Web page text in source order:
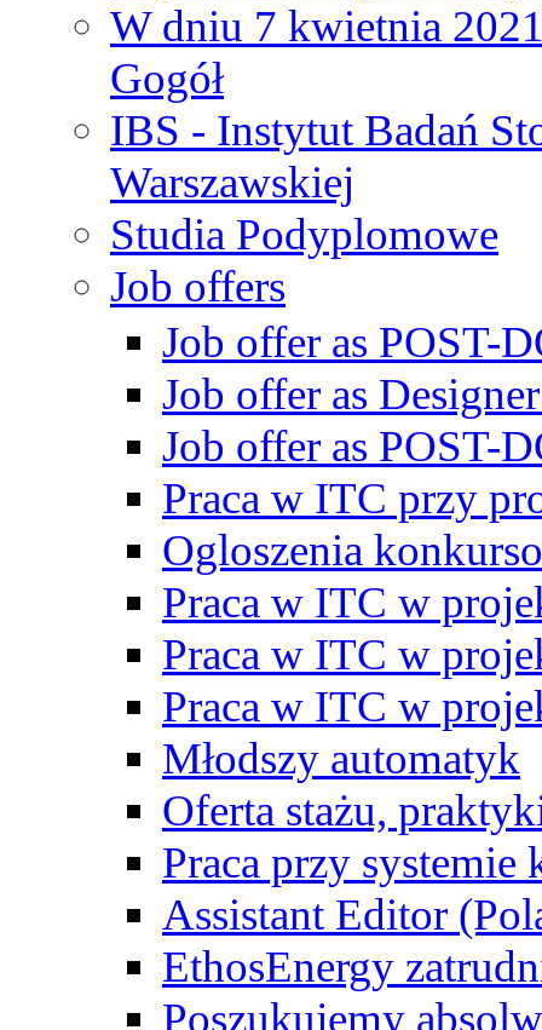
W dniu 7 kwietnia
Gogół
IBS - Instytut Badań
Warszawskiej
Studia Podyplomowe
Job offers
Job offer as POST-
Job offer as
Job offer as POST-
Praca w ITC przy
Ogloszenia
Praca w ITC w
Praca w ITC w
Praca w ITC w
Młodszy automatyk
Oferta stażu,
Praca przy
Assistant Editor
EthosEnergy
Poszukujemy